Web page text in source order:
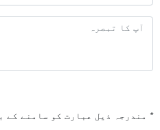
* مندرجہ ذیل عبارت کو سامنے کے